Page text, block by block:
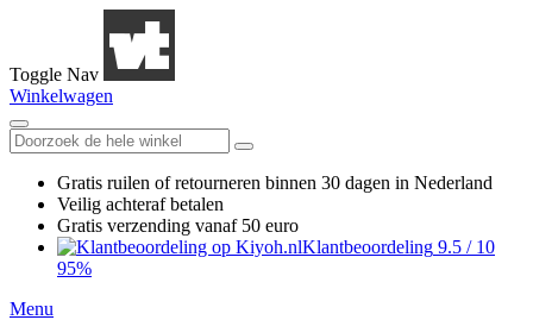
Toggle Nav
Winkelwagen
Gratis ruilen of retourneren binnen 30 dagen in Nederland
Veilig achteraf betalen
Gratis verzending vanaf 50 euro
Klantbeoordeling 9.5 / 10
95%
Menu